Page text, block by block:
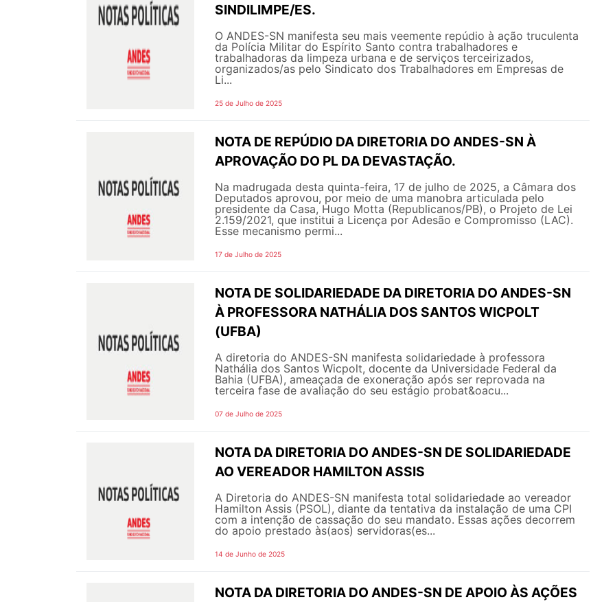
SINDILIMPE/ES.
O ANDES-SN manifesta seu mais veemente repúdio à ação truculenta
da Polícia Militar do Espírito Santo contra trabalhadores e
trabalhadoras da limpeza urbana e de serviços terceirizados,
organizados/as pelo Sindicato dos Trabalhadores em Empresas de
Li...
25 de Julho de 2025
NOTA DE REPÚDIO DA DIRETORIA DO ANDES-SN À
APROVAÇÃO DO PL DA DEVASTAÇÃO.
Na madrugada desta quinta-feira, 17 de julho de 2025, a Câmara dos
Deputados aprovou, por meio de uma manobra articulada pelo
presidente da Casa, Hugo Motta (Republicanos/PB), o Projeto de Lei
2.159/2021, que institui a Licença por Adesão e Compromisso (LAC).
Esse mecanismo permi...
17 de Julho de 2025
NOTA DE SOLIDARIEDADE DA DIRETORIA DO ANDES-SN
À PROFESSORA NATHÁLIA DOS SANTOS WICPOLT
(UFBA)
A diretoria do ANDES-SN manifesta solidariedade à professora
Nathália dos Santos Wicpolt, docente da Universidade Federal da
Bahia (UFBA), ameaçada de exoneração após ser reprovada na
terceira fase de avaliação do seu estágio probat&oacu...
07 de Julho de 2025
NOTA DA DIRETORIA DO ANDES-SN DE SOLIDARIEDADE
AO VEREADOR HAMILTON ASSIS
A Diretoria do ANDES-SN manifesta total solidariedade ao vereador
Hamilton Assis (PSOL), diante da tentativa da instalação de uma CPI
com a intenção de cassação do seu mandato. Essas ações decorrem
do apoio prestado às(aos) servidoras(es...
14 de Junho de 2025
NOTA DA DIRETORIA DO ANDES-SN DE APOIO ÀS AÇÕES